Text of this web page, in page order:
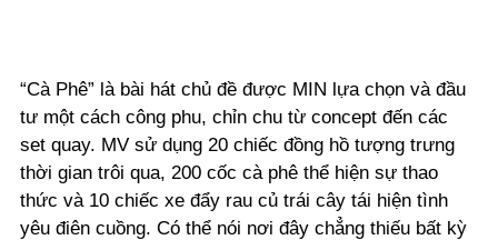
“Cà Phê” là bài hát chủ đề được MIN lựa chọn và đầu
tư một cách công phu, chỉn chu từ concept đến các
set quay. MV sử dụng 20 chiếc đồng hồ tượng trưng
thời gian trôi qua, 200 cốc cà phê thể hiện sự thao
thức và 10 chiếc xe đẩy rau củ trái cây tái hiện tình
yêu điên cuồng. Có thể nói nơi đây chẳng thiếu bất kỳ